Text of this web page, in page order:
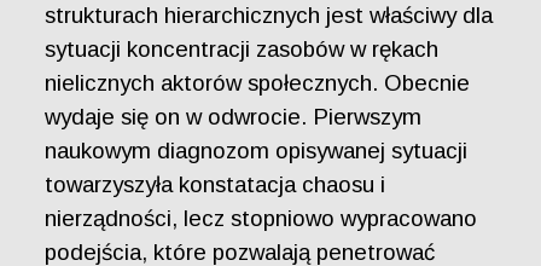
strukturach hierarchicznych jest właściwy dla
sytuacji koncentracji zasobów w rękach
nielicznych aktorów społecznych. Obecnie
wydaje się on w odwrocie. Pierwszym
naukowym diagnozom opisywanej sytuacji
towarzyszyła konstatacja chaosu i
nierządności, lecz stopniowo wypracowano
podejścia, które pozwalają penetrować